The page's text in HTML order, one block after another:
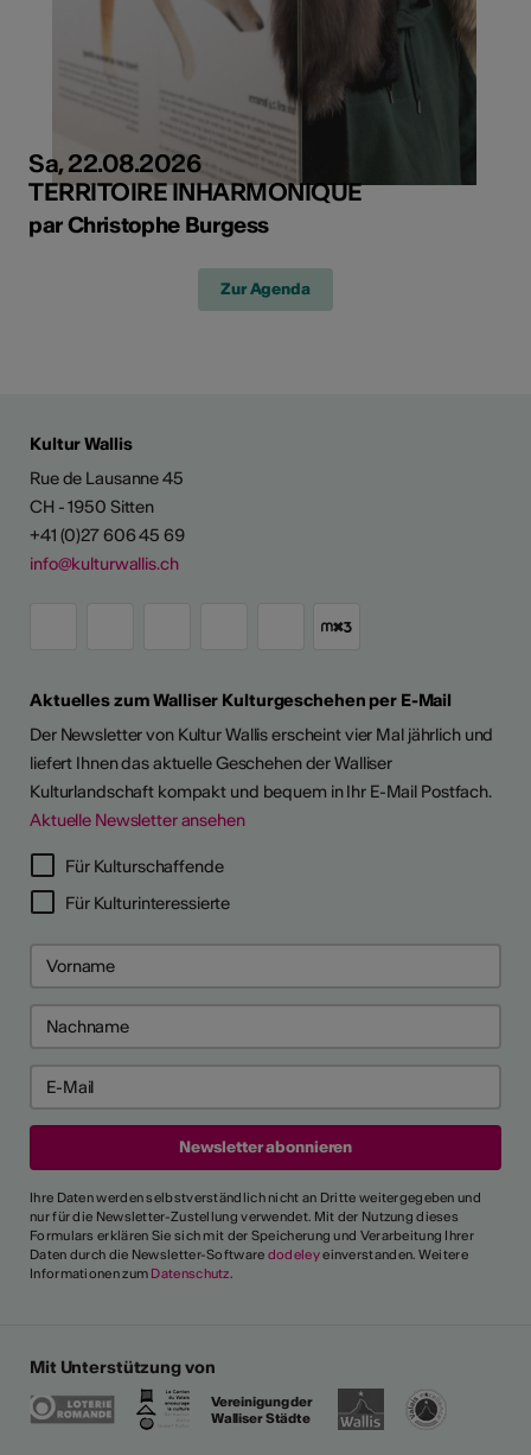
Sa, 22.08.2026
TERRITOIRE INHARMONIQUE
par Christophe Burgess
Zur Agenda
Kultur Wallis
Rue de Lausanne 45
CH - 1950 Sitten
+41 (0)27 606 45 69
info@kulturwallis.ch
Aktuelles zum Walliser Kulturgeschehen per E-Mail
Der Newsletter von Kultur Wallis erscheint vier Mal jährlich und
liefert Ihnen das aktuelle Geschehen der Walliser
Kulturlandschaft kompakt und bequem in Ihr E-Mail Postfach.
Aktuelle Newsletter ansehen
Für Kulturschaffende
Für Kulturinteressierte
Ihre Daten werden selbstverständlich nicht an Dritte weitergegeben und
nur für die Newsletter-Zustellung verwendet. Mit der Nutzung dieses
Formulars erklären Sie sich mit der Speicherung und Verarbeitung Ihrer
Daten durch die Newsletter-Software dodeleyeinverstanden. Weitere
Informationen zum Datenschutz.
Mit Unterstützung von
Vereinigung der
Walliser Städte